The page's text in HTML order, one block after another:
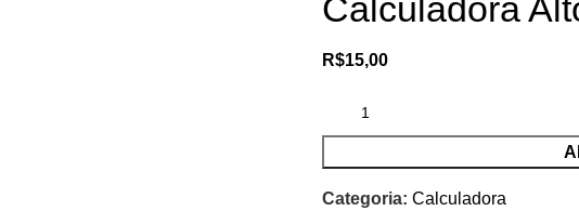
Calculadora
R$15,00
Categoria: Calculadora